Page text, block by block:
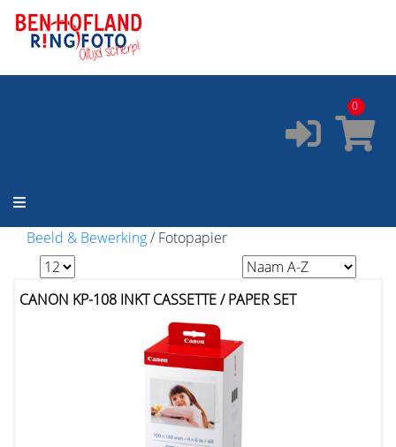
Printservice
Fotocursus✔️Occasions
0
Beeld & Bewerking/ Fotopapier
CANON KP-108 INKT CASSETTE / PAPER SET